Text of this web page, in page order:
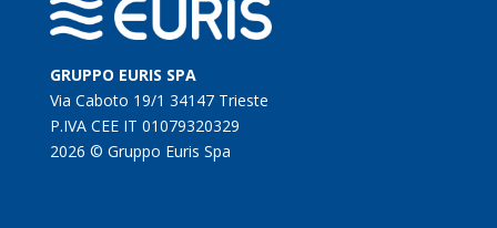
GRUPPO EURIS SPA
Via Caboto 19/1 34147 Trieste
P.IVA CEE IT 01079320329
2026 © Gruppo Euris Spa